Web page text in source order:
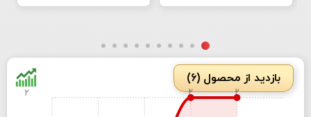
بازدید از محصول (6)
2 2
2